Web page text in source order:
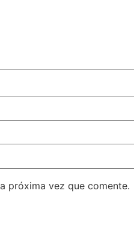
próxima vez que comente.